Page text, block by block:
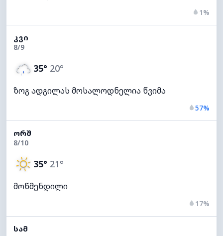
1%
ᲙᲕᲘ
8/9
35° 20°
ზოგ ადგილას მოსალოდნელია წვიმა
57%
ᲝᲠᲨ
8/10
35° 21°
მოწმენდილი
17%
ᲡᲐᲛ